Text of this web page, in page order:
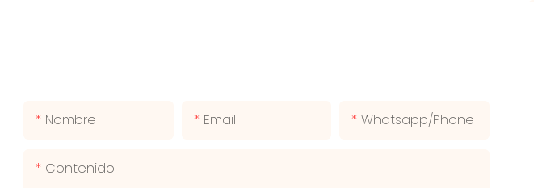
Nombre Email Whatsapp/phone
Contenido